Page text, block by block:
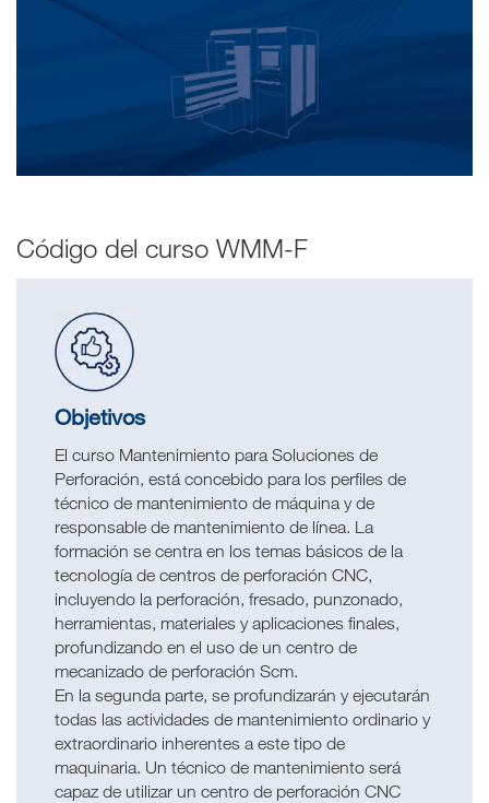
Código del curso WMM-F
Objetivos
El curso Mantenimiento para Soluciones de
Perforación, está concebido para los perfiles de
técnico de mantenimiento de máquina y de
responsable de mantenimiento de línea. La
formación se centra en los temas básicos de la
tecnología de centros de perforación CNC,
incluyendo la perforación, fresado, punzonado,
herramientas, materiales y aplicaciones finales,
profundizando en el uso de un centro de
mecanizado de perforación Scm.
En la segunda parte, se profundizarán y ejecutarán
todas las actividades de mantenimiento ordinario y
extraordinario inherentes a este tipo de
maquinaria. Un técnico de mantenimiento será
capaz de utilizar un centro de perforación CNC